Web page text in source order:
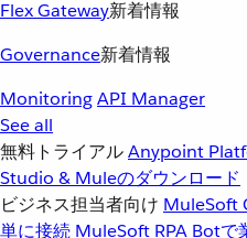
Flex Gateway新着情報
Governance新着情報
MonitoringAPI Manager
See all
無料トライアルAnypoint
Studio & Muleのダウンロード
ビジネス担当者向け MuleSoft
単に接続 MuleSoft RPA Botで